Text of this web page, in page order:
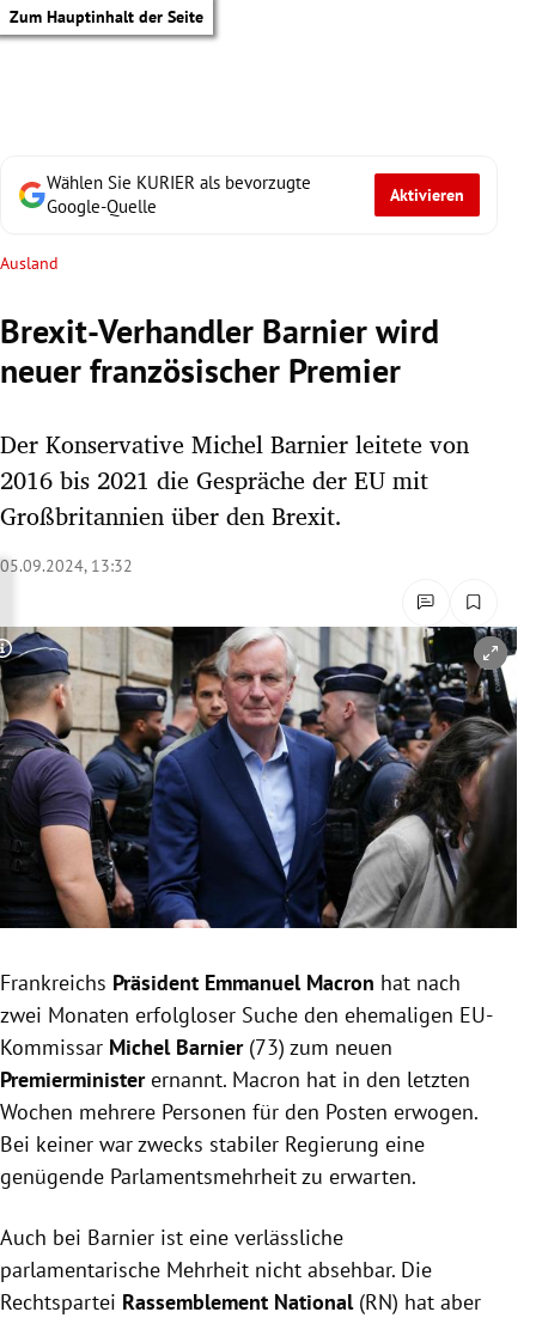
Zum Hauptinhalt der Seite
Untermenü
Untermenü
Untermenü
Untermenü
Untermenü
Untermenü
Untermenü
Untermenü
Wählen Sie KURIER als bevorzugte
Google-Quelle
Aktivieren
Ausland
Brexit-Verhandler Barnier wird
neuer französischer Premier
Der Konservative Michel Barnier leitete von
2016 bis 2021 die Gespräche der EU mit
Großbritannien über den Brexit.
05.09.2024, 13:32
Copyright-Hinweis öffnen/schließen
Frankreichs Präsident Emmanuel Macron hat nach
zwei Monaten erfolgloser Suche den ehemaligen EU-
Kommissar Michel Barnier (73) zum neuen
Premierministerernannt. Macron hat in den letzten
Wochen mehrere Personen für den Posten erwogen.
Bei keiner war zwecks stabiler Regierung eine
genügende Parlamentsmehrheit zu erwarten.
Auch bei Barnier ist eine verlässliche
parlamentarische Mehrheit nicht absehbar. Die
Rechtspartei Rassemblement National (RN) hat aber